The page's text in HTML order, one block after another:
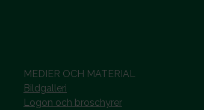
MEDIER OCH MATERIAL
Bildgalleri
Logon och broschyrer